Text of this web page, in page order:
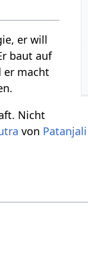
er will
baut auf
er macht
Nicht
von Patanjali